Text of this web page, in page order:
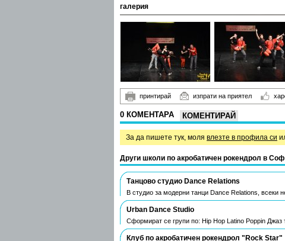
галерия
принтирай изпрати на приятел
0 КОМЕНТАРА КОМЕНТИРАЙ
За да пишете тук, моля влезте в профила си
Други школи по акробатичен рокендрол в
Танцово студио Dance Relations
В студио за модерни танци Dance Relations, всеки
Urban Dance Studio
Сформират се групи по: Hip Hop Latino Poppin Джаз
Клуб по акробатичен рокендрол "Rock Star"